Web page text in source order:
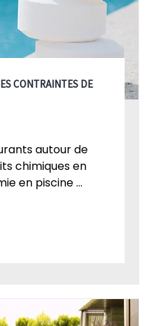
CONTRAINTES DE
autour de
chimiques en
en piscine ...